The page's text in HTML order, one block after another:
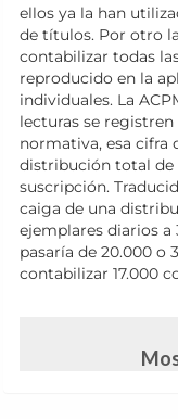
ellos ya la han
de títulos. Por otro
contabilizar todas
reproducido en la
individuales. La
lecturas se
normativa, esa cifra
distribución total de
suscripción.
caiga de una
ejemplares diarios a
pasaría de 20.000 o
contabilizar 17.000